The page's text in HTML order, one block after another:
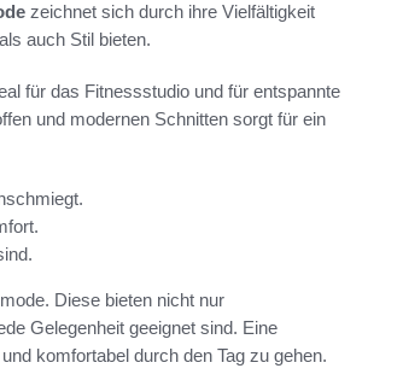
zeichnet sich durch ihre Vielfältigkeit
auch Stil bieten.
für das Fitnessstudio und für entspannte
und modernen Schnitten sorgt für ein
Diese bieten nicht nur
Gelegenheit geeignet sind. Eine
komfortabel durch den Tag zu gehen.